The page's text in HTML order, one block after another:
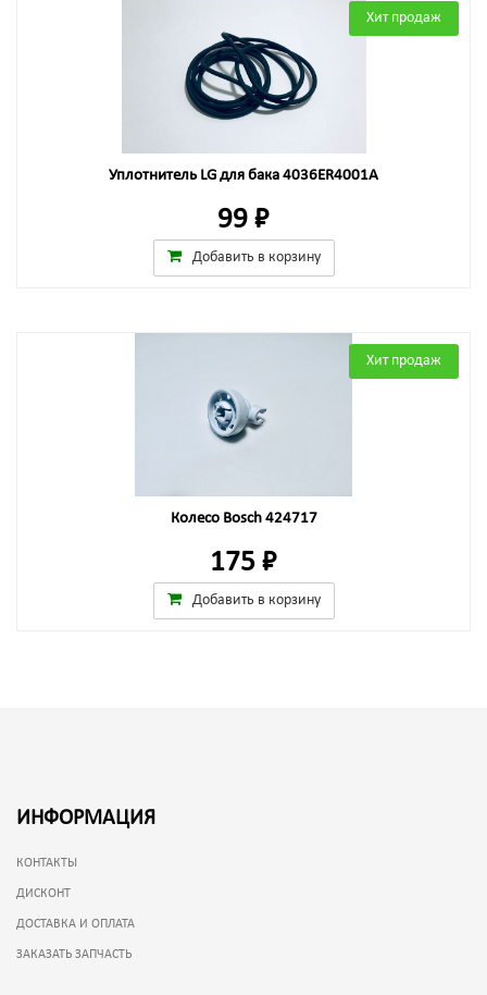
Хит продаж
Уплотнитель LG для бака 4036ER4001A
99 ₽
Добавить в корзину
Хит продаж
Колесо Bosch 424717
175 ₽
Добавить в корзину
ИНФОРМАЦИЯ
КОНТАКТЫ
ДИСКОНТ
ДОСТАВКА И ОПЛАТА
ЗАКАЗАТЬ ЗАПЧАСТЬ